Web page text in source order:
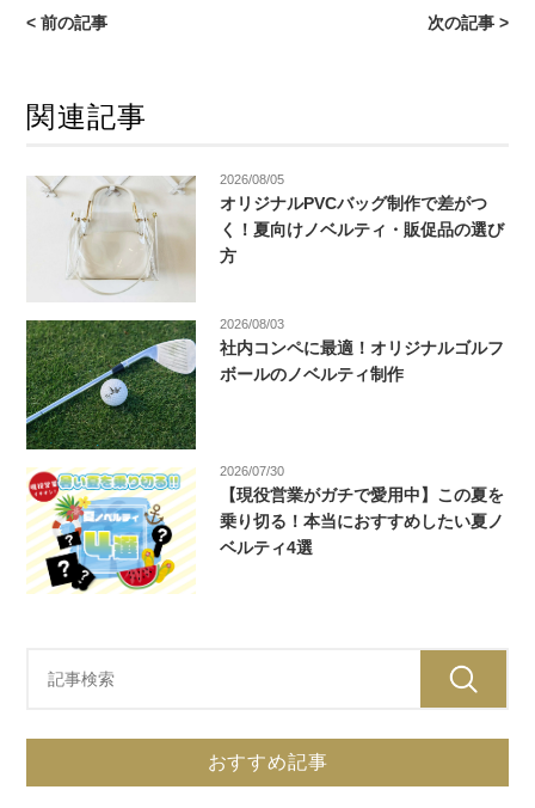
< 前の記事 次の記事 >
関連記事
2026/08/05
オリジナルPVCバッグ制作で差がつ
く！夏向けノベルティ・販促品の選び
方
2026/08/03
社内コンペに最適！オリジナルゴルフ
ボールのノベルティ制作
2026/07/30
【現役営業がガチで愛用中】この夏を
乗り切る！本当におすすめしたい夏ノ
ベルティ4選
おすすめ記事